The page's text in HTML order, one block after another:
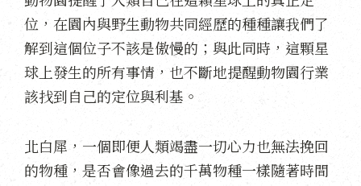
位，在園內與野生動物共同經歷的種種讓我們了
解到這個位子不該是傲慢的；與此同時，這顆星
球上發生的所有事情，也不斷地提醒動物園行業
該找到自己的定位與利基。
北白犀，一個即便人類竭盡一切心力也無法挽回
的物種，是否會像過去的千萬物種一樣隨著時間